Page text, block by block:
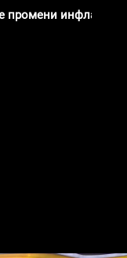
промени